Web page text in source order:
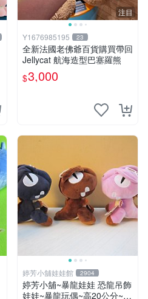
注目
Y1676985195 23
全新法國老佛爺百貨購買帶回
Jellycat 航海造型巴塞羅熊
$3,000
婷芳小舖娃娃館 2904
婷芳小舖~暴龍娃娃 恐龍吊飾
娃娃~暴龍玩偶~高20公分~恐